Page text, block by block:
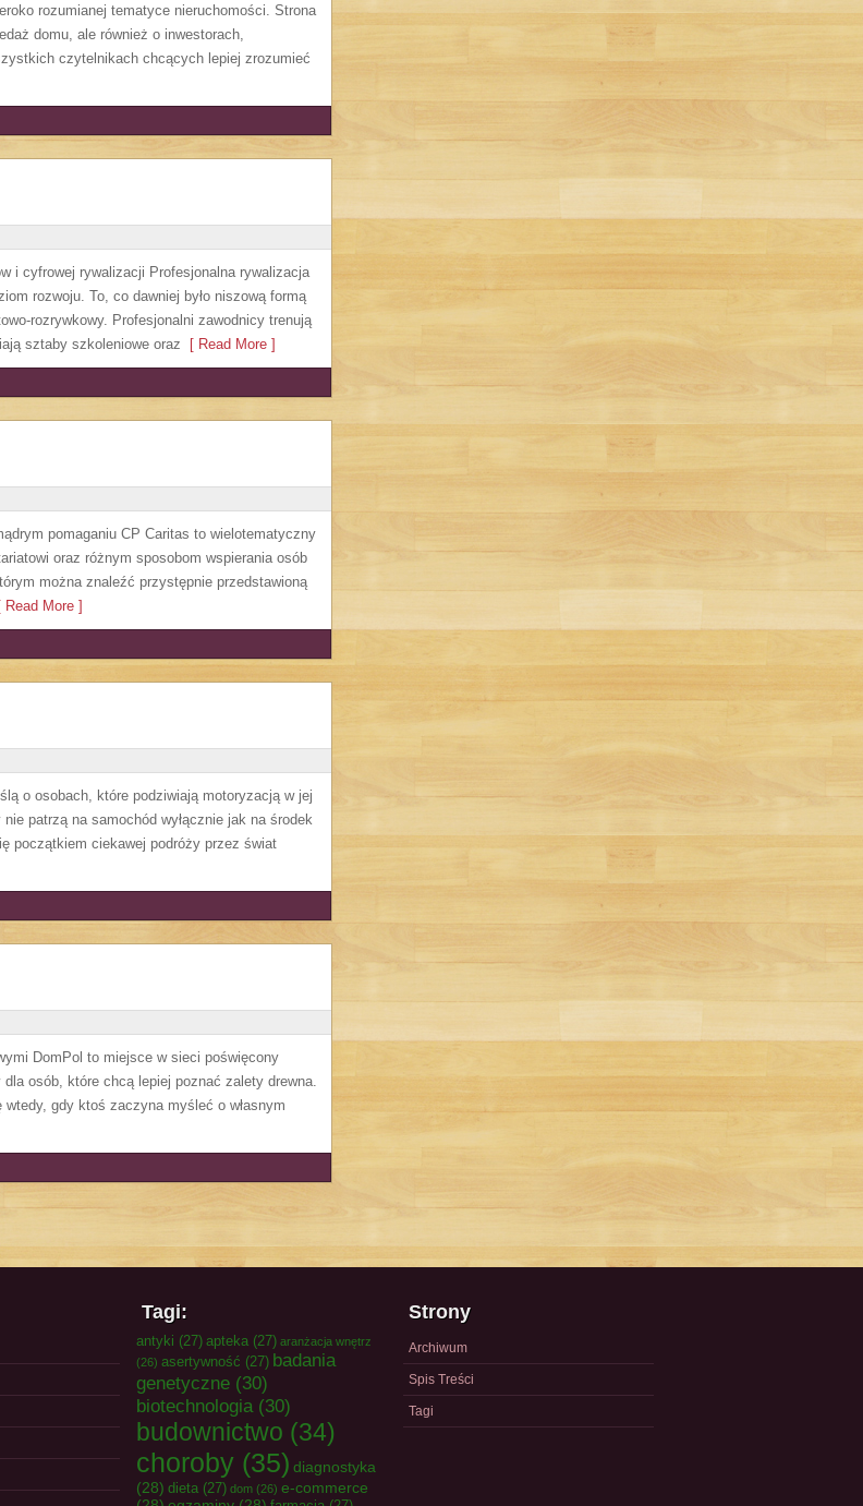
rozumianej tematyce nieruchomości. Strona
domu, ale również o inwestorach,
czytelnikach chcących lepiej zrozumieć
i cyfrowej rywalizacji Profesjonalna rywalizacja
rozwoju. To, co dawniej było niszową formą
rozrywkowy. Profesjonalni zawodnicy trenują
sztaby szkoleniowe oraz [ Read More ]
pomaganiu CP Caritas to wielotematyczny
oraz różnym sposobom wspierania osób
można znaleźć przystępnie przedstawioną
Read More ]
o osobach, które podziwiają motoryzacją w jej
patrzą na samochód wyłącznie jak na środek
początkiem ciekawej podróży przez świat
DomPol to miejsce w sieci poświęcony
osób, które chcą lepiej poznać zalety drewna.
gdy ktoś zaczyna myśleć o własnym
Tagi:
antyki (27) apteka (27) aranżacja wnętrz
(26) asertywność (27) badania
genetyczne (30)
biotechnologia(30)
budownictwo (34)
choroby (35) diagnostyka
(28) dieta (27) dom (26) e-commerce
Strony
Archiwum
Spis Treści
Tagi